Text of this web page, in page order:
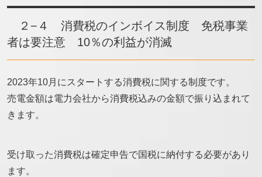
２−４ 消費税のインボイス制度 免税事業
者は要注意 10％の利益が消滅
2023年10月にスタートする消費税に関する制度です。
売電金額は電力会社から消費税込みの金額で振り込まれて
きます。
受け取った消費税は確定申告で国税に納付する必要があり
ます。